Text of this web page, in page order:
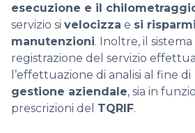
esecuzione e il
servizio si velocizza e si
manutenzioni. Inoltre,­ il
registrazione del servizio
l’effettuazione di analisi al fine di
gestione aziendale, sia in
prescrizioni del TQRIF.